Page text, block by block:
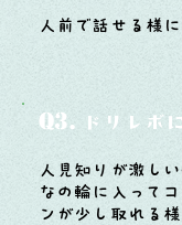
人前で話せる様
Q3. ドリレボ
人見知りが激し
なの輪に入って
ンが少し取れる